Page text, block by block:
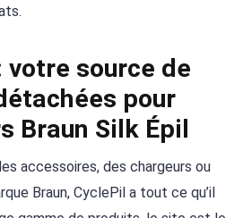
votre source de
pour
Braun Silk Épil
accessoires, des chargeurs ou
Braun, CyclePil a tout ce qu’il